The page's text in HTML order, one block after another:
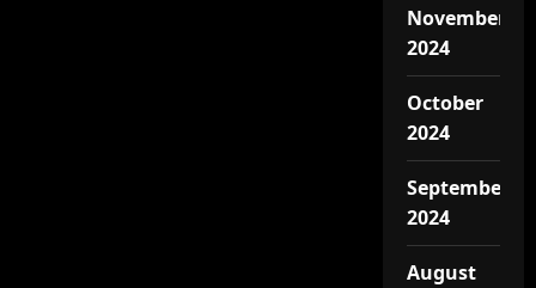
November
2024
October
2024
September
2024
August